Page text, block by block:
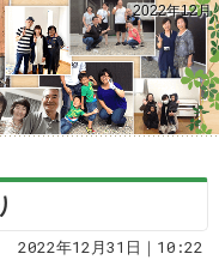
2022年12月
2022年12月31日｜10:22